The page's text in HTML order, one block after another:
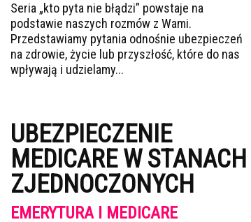
Seria „kto pyta nie błądzi” powstaje na
podstawie naszych rozmów z Wami.
Przedstawiamy pytania odnośnie ubezpieczeń
na zdrowie, życie lub przyszłość, które do nas
wpływają i udzielamy...
UBEZPIECZENIE
MEDICARE W STANACH
ZJEDNOCZONYCH
EMERYTURA I MEDICARE